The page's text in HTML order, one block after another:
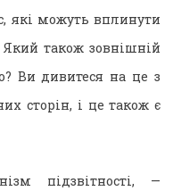
які можуть вплинути
також зовнішній
Ви дивитеся на це з
сторін, і це також є
підзвітності, —